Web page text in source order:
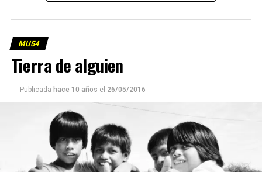
MU54
Tierra de alguien
Publicada hace 10 años el 26/05/2016